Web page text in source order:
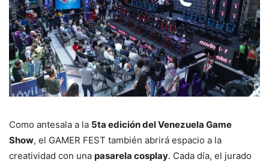
Como antesala a la 5ta edición del Venezuela Game
Show, el GAMER FEST también abrirá espacio a la
creatividad con una pasarela cosplay. Cada día, el jurado